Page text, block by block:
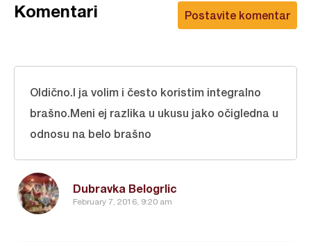
Postavite komentar
Komentari
Dubravka Belogrlic
February 7, 2016, 9:20 am
Oldično.I ja volim i često koristim integralno
brašno.Meni ej razlika u ukusu jako očigledna u
odnosu na belo brašno